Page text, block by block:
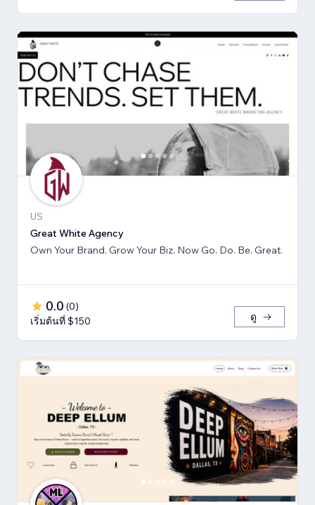
US
Great White Agency
Own Your Brand. Grow Your Biz. Now Go. Do. Be. Great.
0.0 (0)
เริ่มต้นที่ $150
ดู